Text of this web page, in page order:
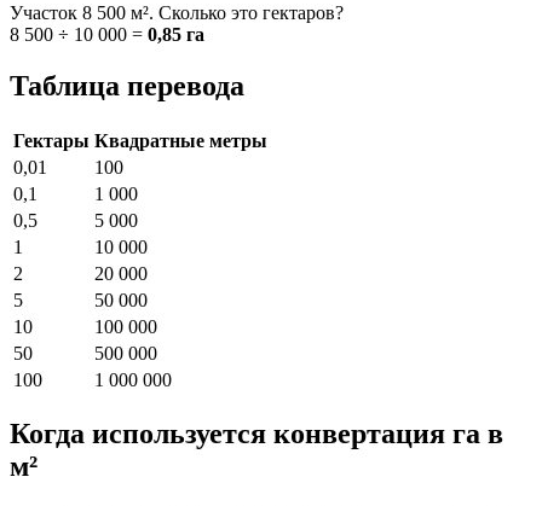
Участок 8 500 м². Сколько это гектаров?
8 500 ÷ 10 000 = 0,85 га
Таблица перевода
Гектары Квадратные метры
0,01
100
0,1
1 000
0,5
5 000
1
10 000
2
20 000
5
50 000
10
100 000
50
500 000
100
1 000 000
Когда используется конвертация га в
м²